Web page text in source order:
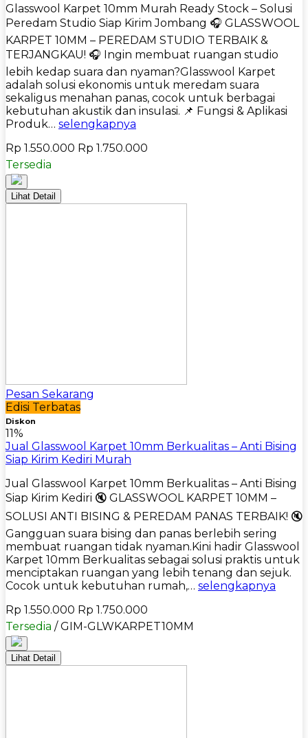
Glasswool Karpet 10mm Murah Ready Stock – Solusi
Peredam Studio Siap Kirim Jombang 🎧 GLASSWOOL
KARPET 10MM – PEREDAM STUDIO TERBAIK &
TERJANGKAU! 🎧 Ingin membuat ruangan studio
lebih kedap suara dan nyaman?Glasswool Karpet
adalah solusi ekonomis untuk meredam suara
sekaligus menahan panas, cocok untuk berbagai
kebutuhan akustik dan insulasi. 📌 Fungsi & Aplikasi
Produk… selengkapnya
Rp 1.550.000 Rp 1.750.000
Tersedia
Lihat Detail
Pesan Sekarang
Edisi Terbatas
Diskon
11%
Jual Glasswool Karpet 10mm Berkualitas – Anti Bising
Siap Kirim Kediri Murah
Jual Glasswool Karpet 10mm Berkualitas – Anti Bising
Siap Kirim Kediri 🔇 GLASSWOOL KARPET 10MM –
SOLUSI ANTI BISING & PEREDAM PANAS TERBAIK! 🔇
Gangguan suara bising dan panas berlebih sering
membuat ruangan tidak nyaman.Kini hadir Glasswool
Karpet 10mm Berkualitas sebagai solusi praktis untuk
menciptakan ruangan yang lebih tenang dan sejuk.
Cocok untuk kebutuhan rumah,… selengkapnya
Rp 1.550.000 Rp 1.750.000
Tersedia / GIM-GLWKARPET10MM
Lihat Detail